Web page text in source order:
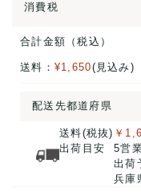
消費税
合計金額（税込）
送料： ¥1,650(見込み)
配送先都道府県
送料(税抜)
出荷目安
￥
5営
出荷
兵庫